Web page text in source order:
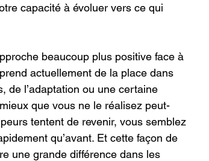
capacité à évoluer vers ce qui
beaucoup plus positive face à
actuellement de la place dans
de l’adaptation ou une certaine
que vous ne le réalisez peut-
tentent de revenir, vous semblez
qu’avant. Et cette façon de
une grande différence dans les